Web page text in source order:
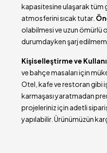
kapasitesine ulaşarak tüm
atmosferini sıcak tutar.
olabilmesi ve uzun ömürlü
durumdayken şarj
Kişiselleştirme ve
ve bahçe masaları için
Otel, kafe ve restoran gibi
karmaşası yaratmadan
projeleriniz için adetli
yapılabilir. Ürünümüzün